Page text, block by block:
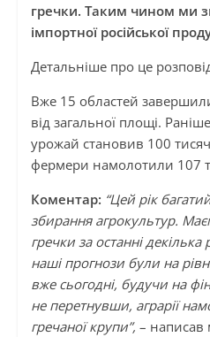
гречки. Таким чином ми
імпортної російської
Детальніше про це
Вже 15 областей
від загальної площі.
урожай становив 100
фермери намолотили 107
Коментар: “Цей рік
збирання агрокультур.
гречки за останні декілька
наші прогнози були на
вже сьогодні, будучи на
не перетнувши, аграрії
гречаної крупи”, – написав